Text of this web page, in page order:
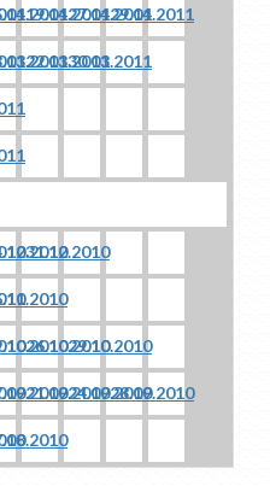
19.04.201127.04.201129.04.2011
22.03.201130.03.2011
31.12.2010
26.10.201029.10.2010
21.09.201024.09.201028.09.2010